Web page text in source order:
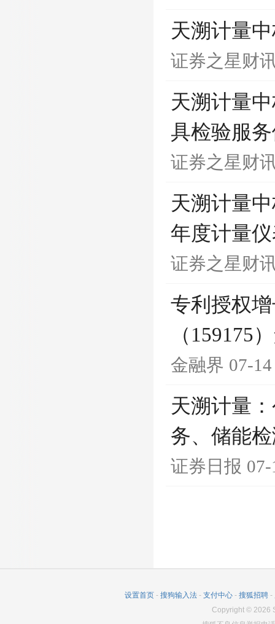
天溯计量
证券之星财
天溯计量
具检验服
证券之星财
天溯计量
年度计量
证券之星财
专利授权
（159175
金融界 07-
天溯计量
务、储能
证券日报
设置首页 - 搜狗输入法 - 支付中心 - 搜狐招聘 -
Copyright © 2026